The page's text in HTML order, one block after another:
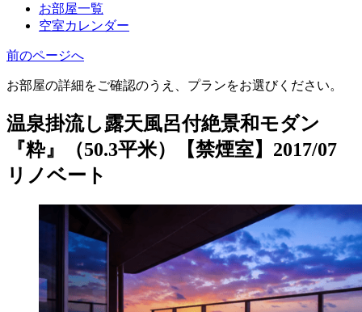
お部屋一覧
空室カレンダー
前のページへ
お部屋の詳細をご確認のうえ、プランをお選びください。
温泉掛流し露天風呂付絶景和モダン
『粋』（50.3平米）【禁煙室】2017/07
リノベート